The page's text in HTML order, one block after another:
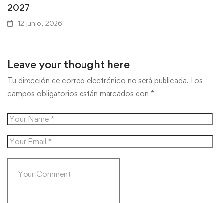
2027
12 junio, 2026
Leave your thought here
Tu dirección de correo electrónico no será publicada. Los
campos obligatorios están marcados con *